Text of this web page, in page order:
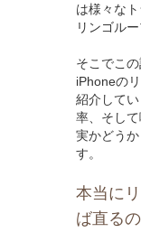
は様々な
リンゴル
そこでこ
iPhoneの
紹介して
率、そし
実かどう
す。
本当に
ば直るの